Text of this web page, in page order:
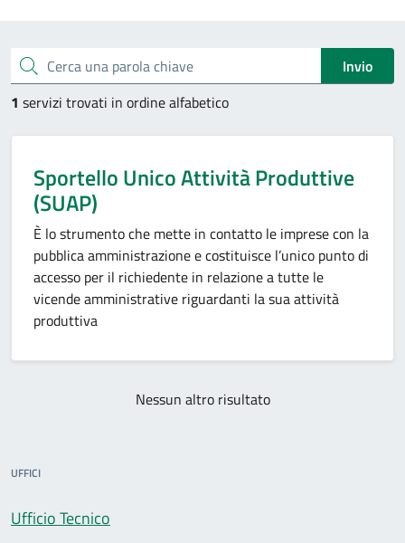
Cerca una parola chiave
Invio
1 servizi trovati in ordine alfabetico
Sportello Unico Attività Produttive
(SUAP)
È lo strumento che mette in contatto le imprese con la
pubblica amministrazione e costituisce l’unico punto di
accesso per il richiedente in relazione a tutte le
vicende amministrative riguardanti la sua attività
produttiva
Nessun altro risultato
UFFICI
Ufficio Tecnico